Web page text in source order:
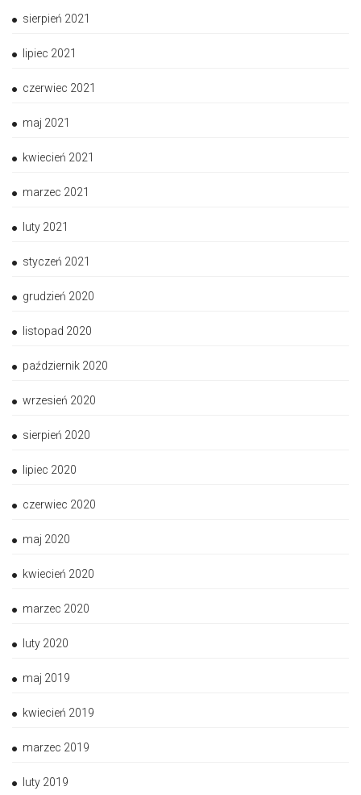
sierpień 2021
lipiec 2021
czerwiec 2021
maj 2021
kwiecień 2021
marzec 2021
luty 2021
styczeń 2021
grudzień 2020
listopad 2020
październik 2020
wrzesień 2020
sierpień 2020
lipiec 2020
czerwiec 2020
maj 2020
kwiecień 2020
marzec 2020
luty 2020
maj 2019
kwiecień 2019
marzec 2019
luty 2019